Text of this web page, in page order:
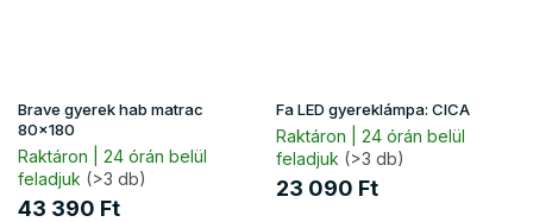
Brave gyerek hab matrac
80x180
Raktáron | 24 órán belül
feladjuk (>3 db)
43 390 Ft
Fa LED gyereklámpa: CICA
Raktáron | 24 órán belül
feladjuk (>3 db)
23 090 Ft